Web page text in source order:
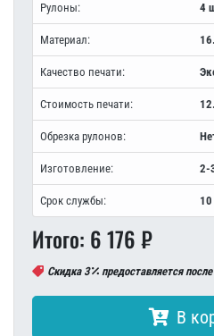
Рулоны: 4
Материал:
Качество печати:
Стоимость печати:
Обрезка рулонов:
Изготовление: 2-
Срок службы:
Итого: 6 176₽
Скидка 3 предоставляется
В